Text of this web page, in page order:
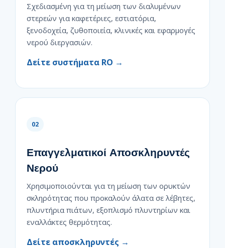
Σχεδιασμένη για τη μείωση των διαλυμένων
στερεών για καφετέριες, εστιατόρια,
ξενοδοχεία, ζυθοποιεία, κλινικές και εφαρμογές
νερού διεργασιών.
Δείτε συστήματα RO →
02
Επαγγελματικοί Αποσκληρυντές
Νερού
Χρησιμοποιούνται για τη μείωση των ορυκτών
σκληρότητας που προκαλούν άλατα σε λέβητες,
πλυντήρια πιάτων, εξοπλισμό πλυντηρίων και
εναλλάκτες θερμότητας.
Δείτε αποσκληρυντές →